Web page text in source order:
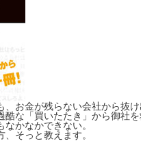
、お金が残らない会社から抜け
酷な「買いたたき」から御社を
かなかできない。
そっと教えます。